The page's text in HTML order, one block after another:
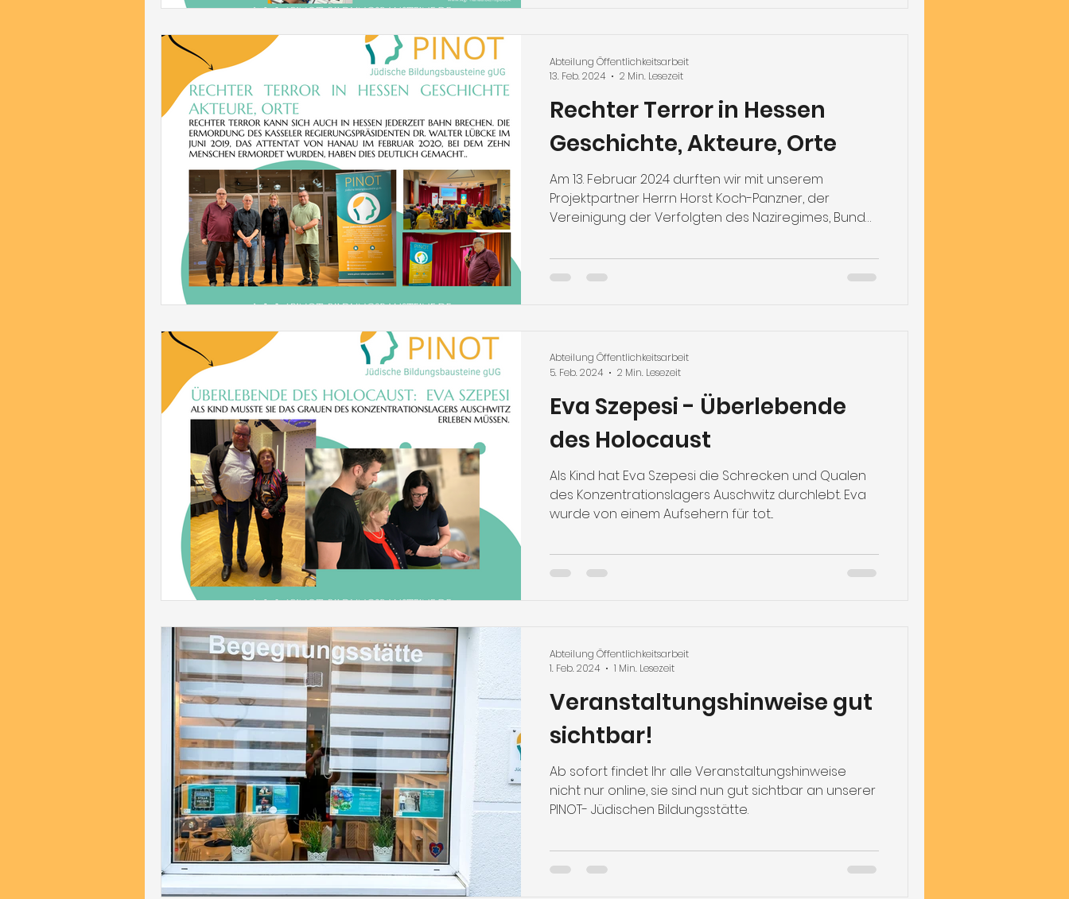
Rechter Terror in Hessen
Geschichte, Akteure, Orte
Am 13. Februar 2024 durften wir mit unserem
Projektpartner Herrn Horst Koch-Panzner, der
Vereinigung der Verfolgten des Naziregimes, Bund
Abteilung Öffentlichkeitsarbeit
13. Feb. 2024
2 Min. Lesezeit
Eva Szepesi - Überlebende
des Holocaust
Als Kind hat Eva Szepesi die Schrecken und Qualen
des Konzentrationslagers Auschwitz durchlebt. Eva
wurde von einem Aufsehern für tot...
Abteilung Öffentlichkeitsarbeit
5. Feb. 2024
2 Min. Lesezeit
Veranstaltungshinweise gut
sichtbar!
Ab sofort findet Ihr alle Veranstaltungshinweise
nicht nur online, sie sind nun gut sichtbar an unserer
PINOT- Jüdischen Bildungsstätte.
Abteilung Öffentlichkeitsarbeit
1. Feb. 2024
1 Min. Lesezeit